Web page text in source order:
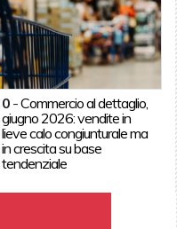
0 -Commercio al dettaglio,
giugno 2026: vendite in
lieve calo congiunturale ma
in crescita su base
tendenziale